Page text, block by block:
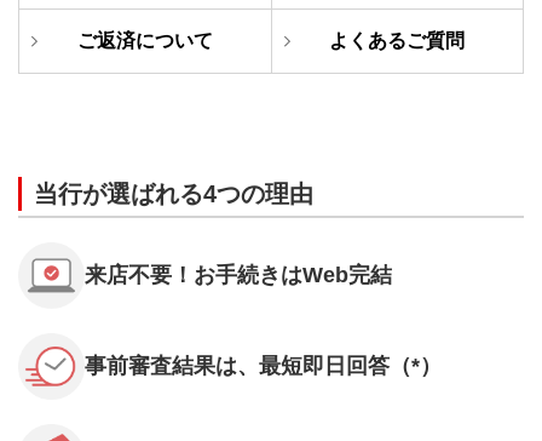
ご返済について よくあるご質問
当行が選ばれる4つの理由
来店不要！お手続きはWeb完結
事前審査結果は、最短即日回答（*）